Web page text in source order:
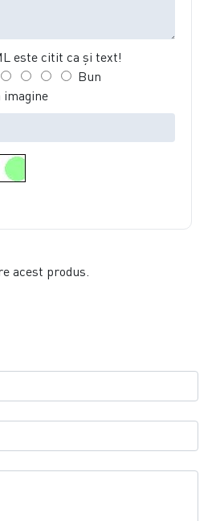
este citit ca şi text!
Bun
imagine
acest produs.